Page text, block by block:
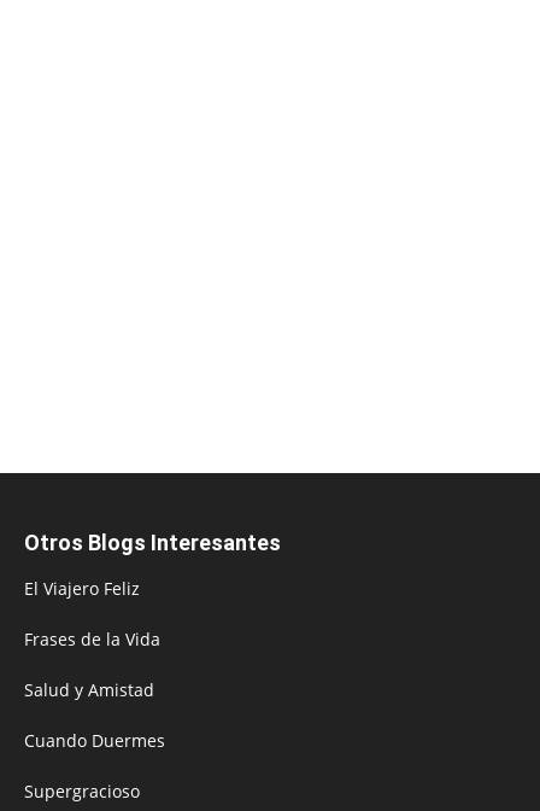
Otros Blogs Interesantes
El Viajero Feliz
Frases de la Vida
Salud y Amistad
Cuando Duermes
Supergracioso